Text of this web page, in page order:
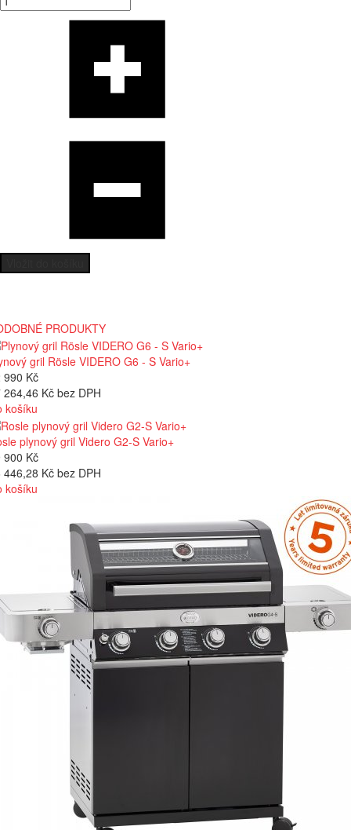
PRODUKTY
gril Rösle VIDERO G6 - S Vario+
990 Kč
264,46 Kč bez DPH
košíku
plynový gril Videro G2-S Vario+
900 Kč
446,28 Kč bez DPH
košíku